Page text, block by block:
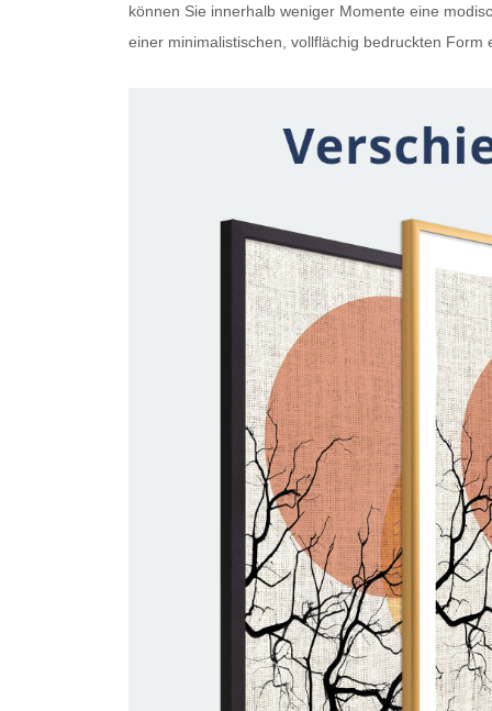
können Sie innerhalb weniger Momente eine
einer minimalistischen, vollflächig bedruckten Form